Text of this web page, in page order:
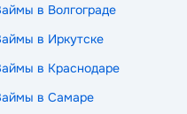
в Волгограде
в Иркутске
в Краснодаре
в Самаре